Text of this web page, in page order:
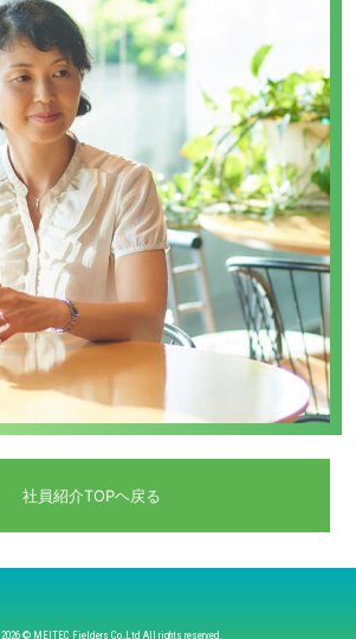
社員紹介TOPヘ戻る
2026 © MEITEC Fielders Co.,Ltd All rights reserved.